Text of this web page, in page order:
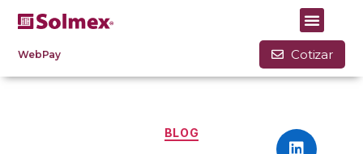
WebPay Cotizar
BLOG